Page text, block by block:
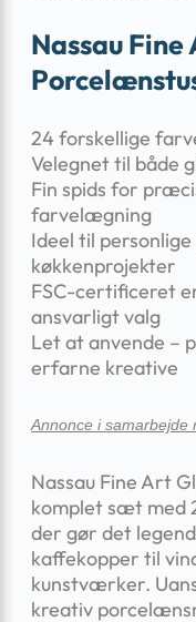
Nassau
24 forskellige
Velegnet til både
Fin spids for
farvelægning
Ideel til
køkkenprojekter
FSC-certificeret
ansvarligt valg
Let at anvende –
erfarne kreative
Annonce i samarbejde
Nassau Fine Art
komplet sæt med
der gør det
kaffekopper til
kunstværker.
kreativ